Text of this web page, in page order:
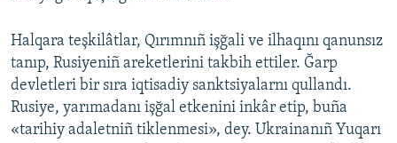
Halqara teşkilâtlar, Qırımnıñ işğali ve ilhaqını qanunsız
tanıp, Rusiyeniñ areketlerini takbih ettiler. Ğarp
devletleri bir sıra iqtisadiy sanktsiyalarnı qullandı.
Rusiye, yarımadanı işğal etkenini inkâr etip, buña
«tarihiy adaletniñ tiklenmesi», dey. Ukrainanıñ Yuqarı